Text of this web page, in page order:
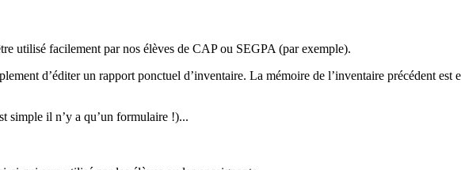
utilisé facilement par nos élèves de CAP ou SEGPA (par exemple).
d’éditer un rapport ponctuel d’inventaire. La mémoire de l’inventaire précédent est
simple il n’y a qu’un formulaire !)...